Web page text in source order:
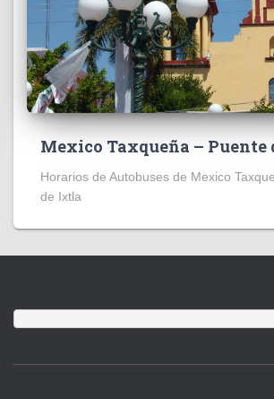
Mexico Taxqueña – Puente
Horarios de Autobuses de Mexico
de Ixtla